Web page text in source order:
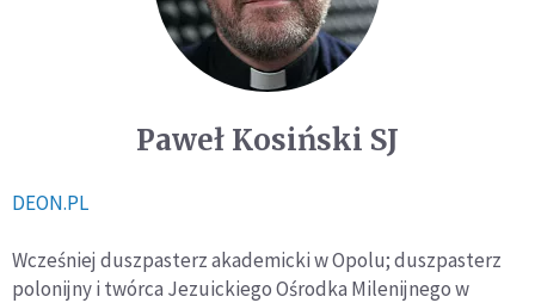
Paweł Kosiński SJ
DEON.PL
Wcześniej duszpasterz akademicki w Opolu; duszpasterz
polonijny i twórca Jezuickiego Ośrodka Milenijnego w